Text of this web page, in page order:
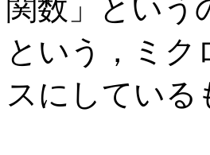
関数」という
という，ミク
スにしている